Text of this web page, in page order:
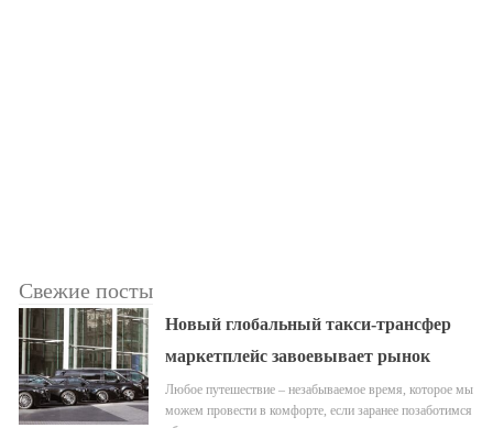
Свежие посты
Новый глобальный такси-трансфер
маркетплейс завоевывает рынок
Любое путешествие – незабываемое время, которое мы
можем провести в комфорте, если заранее позаботимся